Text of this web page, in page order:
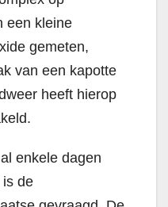
een kleine
gemeten,
van een kapotte
heeft hierop
enkele dagen
is de